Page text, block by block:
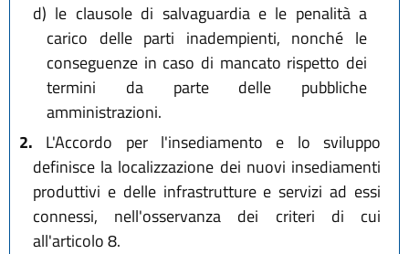
d) le clausole di salvaguardia e le penalità a
carico delle parti inadempienti, nonché le
conseguenze in caso di mancato rispetto dei
termini da parte delle pubbliche
amministrazioni.
2. L'Accordo per l'insediamento e lo sviluppo
definisce la localizzazione dei nuovi insediamenti
produttivi e delle infrastrutture e servizi ad essi
connessi, nell'osservanza dei criteri di cui
all'articolo 8.